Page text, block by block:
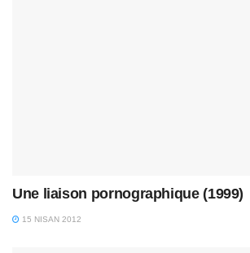
Une liaison pornographique (1999)
15 NISAN 2012